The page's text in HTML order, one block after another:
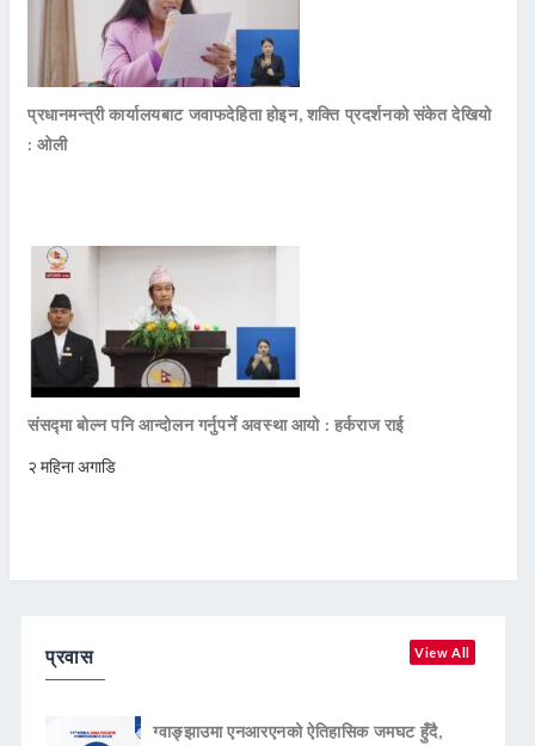
प्रधानमन्त्री कार्यालयबाट जवाफदेहिता होइन, शक्ति प्रदर्शनको संकेत देखियो
: ओली
संसद्मा बोल्न पनि आन्दोलन गर्नुपर्ने अवस्था आयो : हर्कराज राई
२ महिना अगाडि
प्रवास View All
ग्वाङ्झाउमा एनआरएनको ऐतिहासिक जमघट हुँदै,